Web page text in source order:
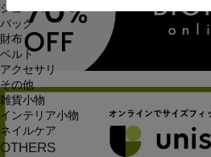
シューズ
バッグ
財布
ベルト
アクセサリ
その他
雑貨小物
インテリア小物
ネイルケア
OTHERS